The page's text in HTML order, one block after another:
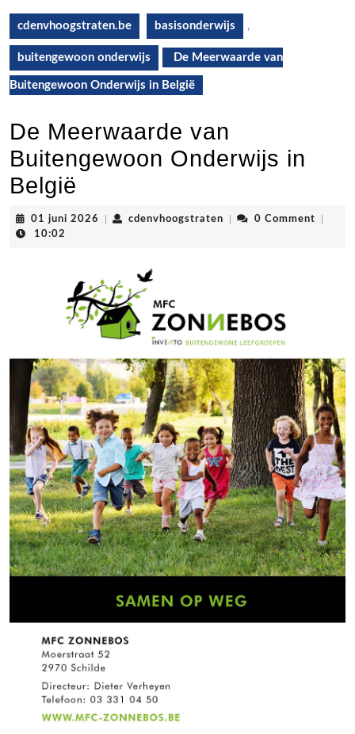
cdenvhoogstraten.be basisonderwijs ,
buitengewoon onderwijs De Meerwaarde van
Buitengewoon Onderwijs in België
De Meerwaarde van
Buitengewoon Onderwijs in
België
01 juni 2026 01
cdenvhoogstraten cdenvhoogstraten
0 Comment
10:02